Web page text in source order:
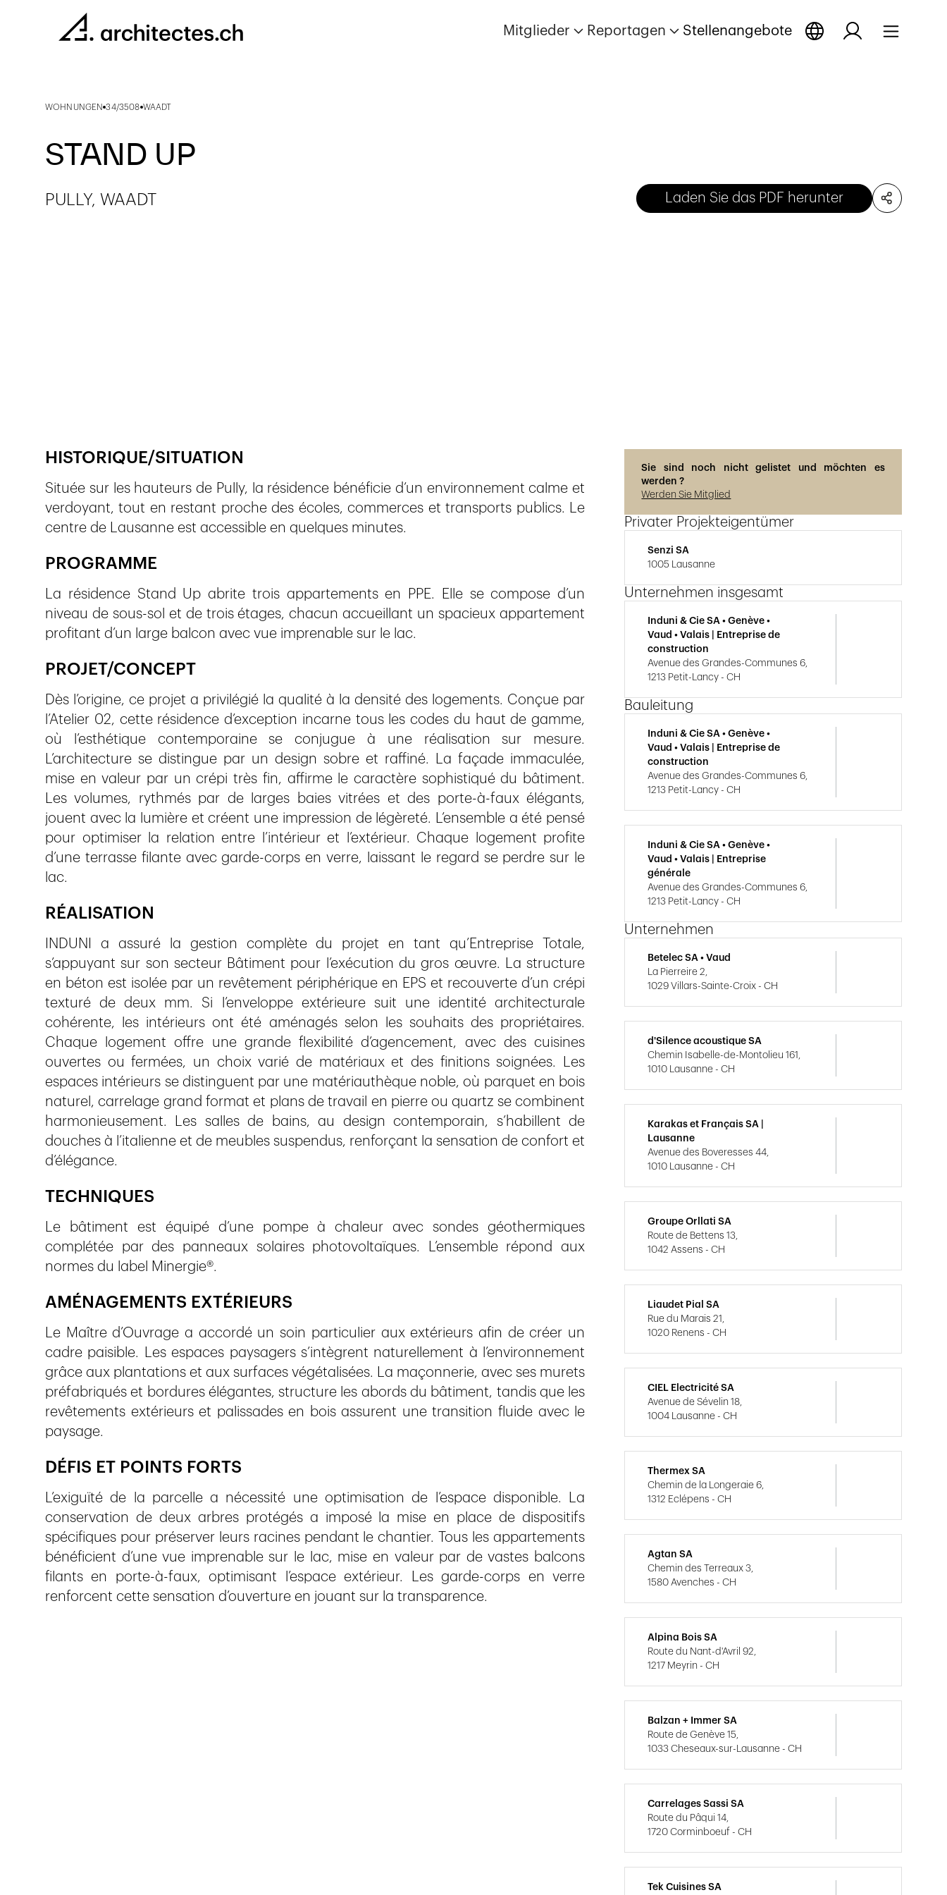
Mitglieder Reportagen Stellenangebote
WOHNUNGEN 34/3508 WAADT
STAND UP
PULLY, WAADT Laden Sie das PDF herunter
HISTORIQUE/SITUATION
Située sur les hauteurs de Pully, la résidence bénéficie d’un environnement calme et
verdoyant, tout en restant proche des écoles, commerces et transports publics. Le
centre de Lausanne est accessible en quelques minutes.
PROGRAMME
La résidence Stand Up abrite trois appartements en PPE. Elle se compose d’un
niveau de sous-sol et de trois étages, chacun accueillant un spacieux appartement
profitant d’un large balcon avec vue imprenable sur le lac.
PROJET/CONCEPT
Dès l’origine, ce projet a privilégié la qualité à la densité des logements. Conçue par
l’Atelier 02, cette résidence d’exception incarne tous les codes du haut de gamme,
où l’esthétique contemporaine se conjugue à une réalisation sur mesure.
L’architecture se distingue par un design sobre et raffiné. La façade immaculée,
mise en valeur par un crépi très fin, affirme le caractère sophistiqué du bâtiment.
Les volumes, rythmés par de larges baies vitrées et des porte-à-faux élégants,
jouent avec la lumière et créent une impression de légèreté. L’ensemble a été pensé
pour optimiser la relation entre l’intérieur et l’extérieur. Chaque logement profite
d’une terrasse filante avec garde-corps en verre, laissant le regard se perdre sur le
lac.
RÉALISATION
INDUNI a assuré la gestion complète du projet en tant qu’Entreprise Totale,
s’appuyant sur son secteur Bâtiment pour l’exécution du gros œuvre. La structure
en béton est isolée par un revêtement périphérique en EPS et recouverte d’un crépi
texturé de deux mm. Si l’enveloppe extérieure suit une identité architecturale
cohérente, les intérieurs ont été aménagés selon les souhaits des propriétaires.
Chaque logement offre une grande flexibilité d’agencement, avec des cuisines
ouvertes ou fermées, un choix varié de matériaux et des finitions soignées. Les
espaces intérieurs se distinguent par une matériauthèque noble, où parquet en bois
naturel, carrelage grand format et plans de travail en pierre ou quartz se combinent
harmonieusement. Les salles de bains, au design contemporain, s’habillent de
douches à l’italienne et de meubles suspendus, renforçant la sensation de confort et
d’élégance.
TECHNIQUES
Le bâtiment est équipé d’une pompe à chaleur avec sondes géothermiques
complétée par des panneaux solaires photovoltaïques. L’ensemble répond aux
normes du label Minergie®.
AMÉNAGEMENTS EXTÉRIEURS
Le Maître d’Ouvrage a accordé un soin particulier aux extérieurs afin de créer un
cadre paisible. Les espaces paysagers s’intègrent naturellement à l’environnement
grâce aux plantations et aux surfaces végétalisées. La maçonnerie, avec ses murets
préfabriqués et bordures élégantes, structure les abords du bâtiment, tandis que les
revêtements extérieurs et palissades en bois assurent une transition fluide avec le
paysage.
DÉFIS ET POINTS FORTS
L’exiguïté de la parcelle a nécessité une optimisation de l’espace disponible. La
conservation de deux arbres protégés a imposé la mise en place de dispositifs
spécifiques pour préserver leurs racines pendant le chantier. Tous les appartements
bénéficient d’une vue imprenable sur le lac, mise en valeur par de vastes balcons
filants en porte-à-faux, optimisant l’espace extérieur. Les garde-corps en verre
renforcent cette sensation d’ouverture en jouant sur la transparence.
Sie sind noch nicht gelistet und möchten es
werden ?
Werden Sie Mitglied
Privater Projekteigentümer
Senzi SA
1005 Lausanne
Unternehmen insgesamt
Induni & Cie SA • Genève •
Vaud • Valais | Entreprise de
construction
Avenue des Grandes-Communes 6,
1213 Petit-Lancy - CH
Bauleitung
Induni & Cie SA • Genève •
Vaud • Valais | Entreprise de
construction
Avenue des Grandes-Communes 6,
1213 Petit-Lancy - CH
Induni & Cie SA • Genève •
Vaud • Valais | Entreprise
générale
Avenue des Grandes-Communes 6,
1213 Petit-Lancy - CH
Unternehmen
Betelec SA • Vaud
La Pierreire 2,
1029 Villars-Sainte-Croix - CH
d'Silence acoustique SA
Chemin Isabelle-de-Montolieu 161,
1010 Lausanne - CH
Karakas et Français SA |
Lausanne
Avenue des Boveresses 44,
1010 Lausanne - CH
Groupe Orllati SA
Route de Bettens 13,
1042 Assens - CH
Liaudet Pial SA
Rue du Marais 21,
1020 Renens - CH
CIEL Electricité SA
Avenue de Sévelin 18,
1004 Lausanne - CH
Thermex SA
Chemin de la Longeraie 6,
1312 Eclépens - CH
Agtan SA
Chemin des Terreaux 3,
1580 Avenches - CH
Alpina Bois SA
Route du Nant-d'Avril 92,
1217 Meyrin - CH
Balzan + Immer SA
Route de Genève 15,
1033 Cheseaux-sur-Lausanne - CH
Carrelages Sassi SA
Route du Pâqui 14,
1720 Corminboeuf - CH
Tek Cuisines SA